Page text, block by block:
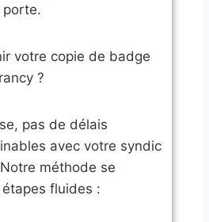
porte.
votre copie de badge
?
pas de délais
avec votre syndic
méthode se
fluides :